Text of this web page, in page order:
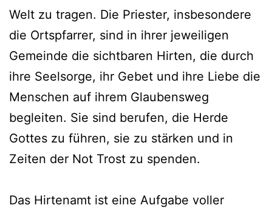
Welt zu tragen. Die Priester, insbesondere
die Ortspfarrer, sind in ihrer jeweiligen
Gemeinde die sichtbaren Hirten, die durch
ihre Seelsorge, ihr Gebet und ihre Liebe die
Menschen auf ihrem Glaubensweg
begleiten. Sie sind berufen, die Herde
Gottes zu führen, sie zu stärken und in
Zeiten der Not Trost zu spenden.
Das Hirtenamt ist eine Aufgabe voller